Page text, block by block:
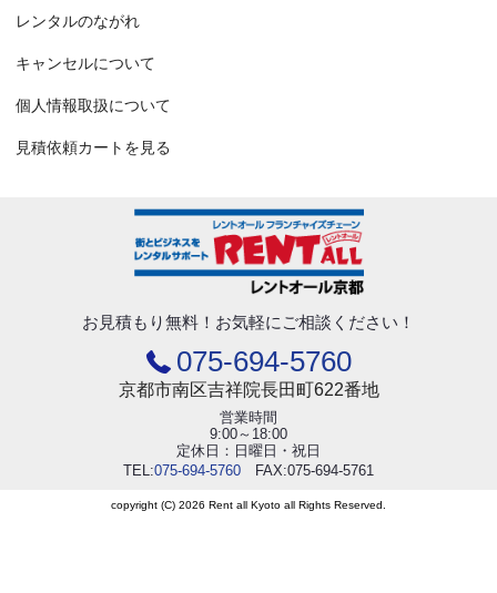
レンタルのながれ
キャンセルについて
個人情報取扱について
見積依頼カートを見る
お見積もり無料！ お気軽にご相談ください！
075-694-5760
京都市南区吉祥院長田町622番地
営業時間
9:00～18:00
定休日：日曜日・祝日
TEL:075-694-5760 FAX:075-694-5761
copyright (C) 2026 Rent all Kyoto all Rights Reserved.